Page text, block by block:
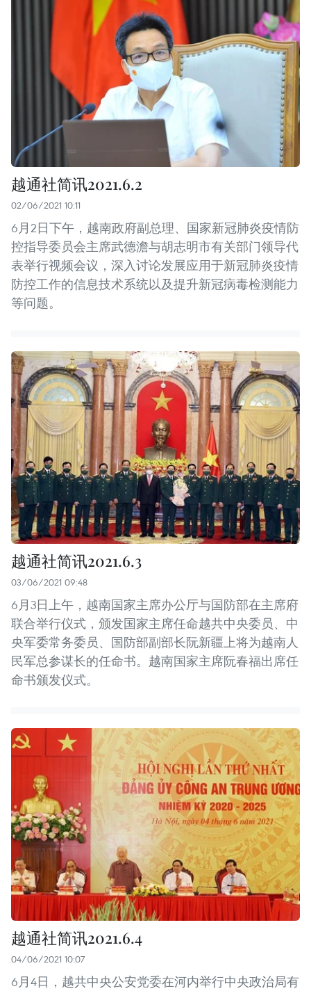
越通社简讯2021.6.2
02/06/2021 10:11
6月2日下午，越南政府副总理、国家新冠肺炎疫情防
控指导委员会主席武德澹与胡志明市有关部门领导代
表举行视频会议，深入讨论发展应用于新冠肺炎疫情
防控工作的信息技术系统以及提升新冠病毒检测能力
等问题。
越通社简讯2021.6.3
03/06/2021 09:48
6月3日上午，越南国家主席办公厅与国防部在主席府
联合举行仪式，颁发国家主席任命越共中央委员、中
央军委常务委员、国防部副部长阮新疆上将为越南人
民军总参谋长的任命书。越南国家主席阮春福出席任
命书颁发仪式。
越通社简讯2021.6.4
04/06/2021 10:07
6月4日，越共中央公安党委在河内举行中央政治局有